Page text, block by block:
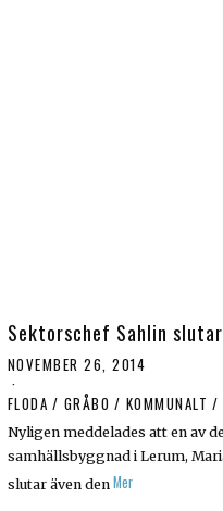
Sektorschef Sahlin
NOVEMBER 26, 2014
FLODA / GRÅBO / KOMMUNALT /
Nyligen meddelades att en av
samhällsbyggnad i Lerum,
slutar även den Mer